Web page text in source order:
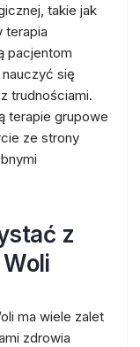
takie jak
terapia
pacjentom
się
trudnościami.
terapie grupowe
ze strony
z
ma wiele zalet
zdrowia